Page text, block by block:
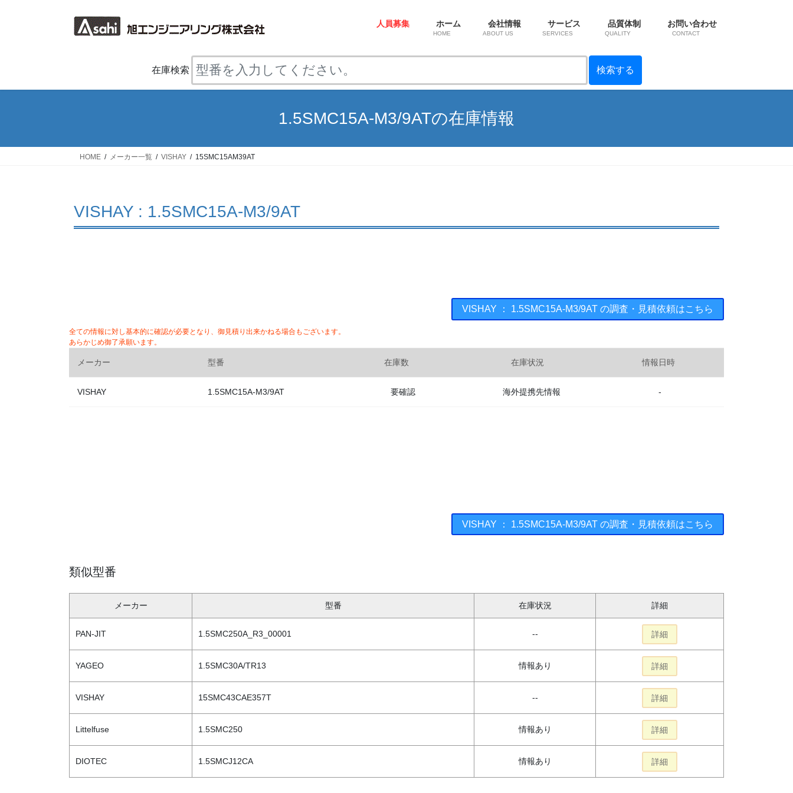
ス
ン
人員募集 ホーム
HOME
会社情報
ABOUT US
サービス
SERVICES
品質体制
QUALITY
お問い合わせ
CONTACT
在庫検索
1.5SMC15A-M3/9ATの在庫情報
HOME メーカー一覧 VISHAY 15SMC15AM39AT
VISHAY : 1.5SMC15A-M3/9AT
VISHAY ： 1.5SMC15A-M3/9AT の調査・見積依頼はこちら
全ての情報に対し基本的に確認が必要となり、御見積り出来かねる場合もございます。
あらかじめ御了承願います。
メーカー 型番 在庫数 在庫状況 情報日時
VISHAY 1.5SMC15A-M3/9AT 要確認 海外提携先情報 -
VISHAY ： 1.5SMC15A-M3/9AT の調査・見積依頼はこちら
類似型番
メーカー 型番 在庫状況 詳細
PAN-JIT 1.5SMC250A_R3_00001 -- 詳細
YAGEO 1.5SMC30A/TR13 情報あり 詳細
VISHAY 15SMC43CAE357T -- 詳細
Littelfuse 1.5SMC250 情報あり 詳細
DIOTEC 1.5SMCJ12CA 情報あり 詳細